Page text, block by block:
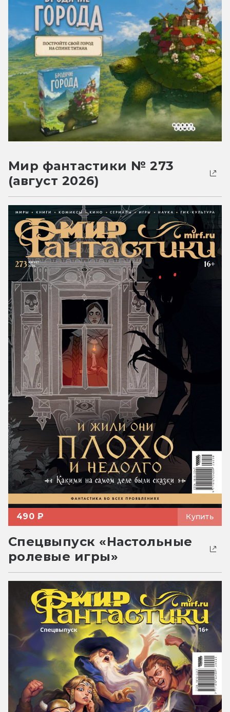
Мир фантастики № 273
(август 2026)
490 ₽ Купить
Спецвыпуск «Настольные
ролевые игры»